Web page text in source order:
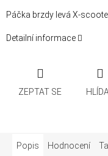
Páčka brzdy levá X-
Detailní informace
ZEPTAT SE
Popis Hodnocení